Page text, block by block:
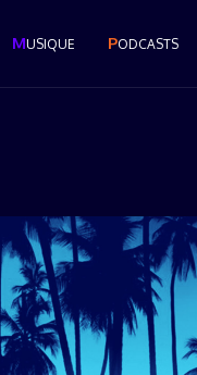
MUSIQUE PODCASTS